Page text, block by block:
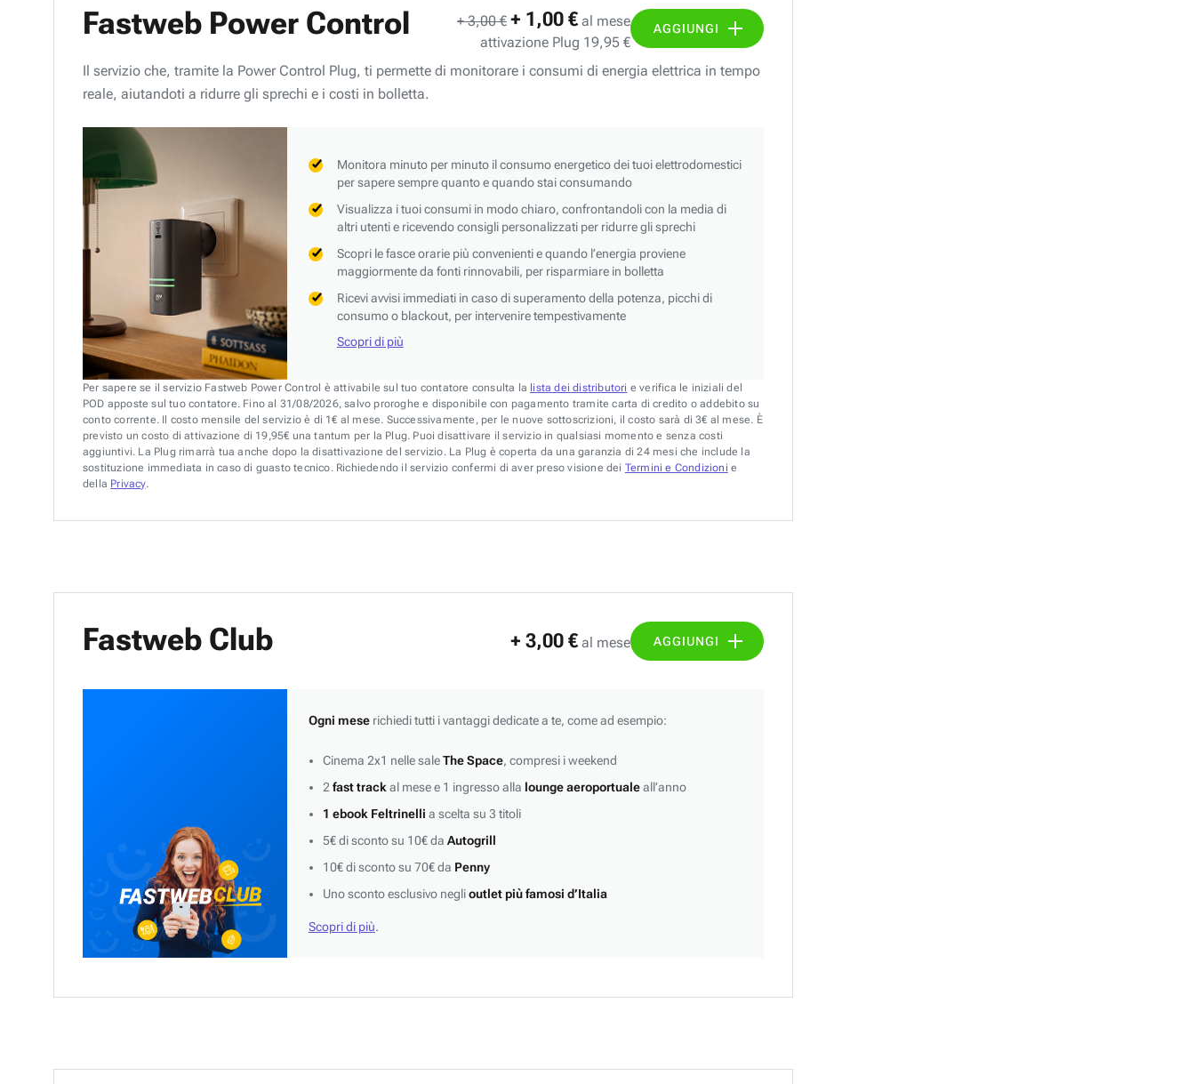
Fastweb Power Control + 3,00 € + 1,00 € al mese
attivazione Plug 19,95 €
AGGIUNGI
Il servizio che, tramite la Power Control Plug, ti permette di monitorare i consumi di energia elettrica in tempo
reale, aiutandoti a ridurre gli sprechi e i costi in bolletta.
Monitora minuto per minuto il consumo energetico dei tuoi elettrodomestici
per sapere sempre quanto e quando stai consumando
Visualizza i tuoi consumi in modo chiaro, confrontandoli con la media di
altri utenti e ricevendo consigli personalizzati per ridurre gli sprechi
Scopri le fasce orarie più convenienti e quando l’energia proviene
maggiormente da fonti rinnovabili, per risparmiare in bolletta
Ricevi avvisi immediati in caso di superamento della potenza, picchi di
consumo o blackout, per intervenire tempestivamente
Scopri di più
Per sapere se il servizio Fastweb Power Control è attivabile sul tuo contatore consulta la lista dei distributori e verifica le iniziali del
POD apposte sul tuo contatore. Fino al 31/08/2026, salvo proroghe e disponibile con pagamento tramite carta di credito o addebito su
conto corrente. Il costo mensile del servizio è di 1€ al mese. Successivamente, per le nuove sottoscrizioni, il costo sarà di 3€ al mese. È
previsto un costo di attivazione di 19,95€ una tantum per la Plug. Puoi disattivare il servizio in qualsiasi momento e senza costi
aggiuntivi. La Plug rimarrà tua anche dopo la disattivazione del servizio. La Plug è coperta da una garanzia di 24 mesi che include la
sostituzione immediata in caso di guasto tecnico. Richiedendo il servizio confermi di aver preso visione dei Termini e Condizioni e
della Privacy.
Fastweb Club + 3,00 € al mese AGGIUNGI
Ogni meserichiedi tutti i vantaggi dedicate a te, come ad esempio:
Cinema 2x1 nelle saleThe Space, compresi i weekend
2 fast track al mese e 1 ingresso alla lounge aeroportualeall’anno
1 ebook Feltrinelli a scelta su 3 titoli
5€ di sconto su 10€ da Autogrill
10€ di sconto su 70€ da Penny
Uno sconto esclusivo neglioutlet più famosi d’Italia
Scopri di più.